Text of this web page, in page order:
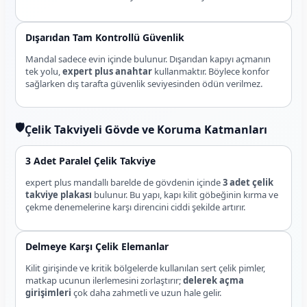
Dışarıdan Tam Kontrollü Güvenlik
Mandal sadece evin içinde bulunur. Dışarıdan kapıyı açmanın
tek yolu,expert plus anahtar kullanmaktır. Böylece konfor
sağlarken dış tarafta güvenlik seviyesinden ödün verilmez.
🛡️Çelik Takviyeli Gövde ve Koruma Katmanları
3 Adet Paralel Çelik Takviye
expert plus mandallı barelde de gövdenin içinde3 adet çelik
takviye plakası bulunur. Bu yapı, kapı kilit göbeğinin kırma ve
çekme denemelerine karşı direncini ciddi şekilde artırır.
Delmeye Karşı Çelik Elemanlar
Kilit girişinde ve kritik bölgelerde kullanılan sert çelik pimler,
matkap ucunun ilerlemesini zorlaştırır;delerek açma
girişimleri çok daha zahmetli ve uzun hale gelir.